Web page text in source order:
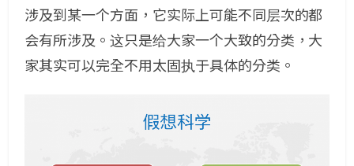
涉及到某一个方面，它实际上可能不同层次的都
会有所涉及。这只是给大家一个大致的分类，大
家其实可以完全不用太固执于具体的分类。